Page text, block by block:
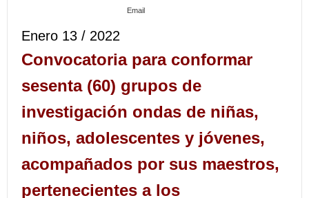
Email
Enero 13 / 2022
Convocatoria para conformar
sesenta (60) grupos de
investigación ondas de niñas,
niños, adolescentes y jóvenes,
acompañados por sus maestros,
pertenecientes a los